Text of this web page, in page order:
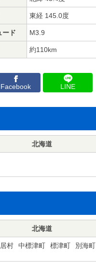
東経 145.0度
ード M3.9
約110km
Facebook LINE
北海道
北海道
村 中標津町 標津町 別海町